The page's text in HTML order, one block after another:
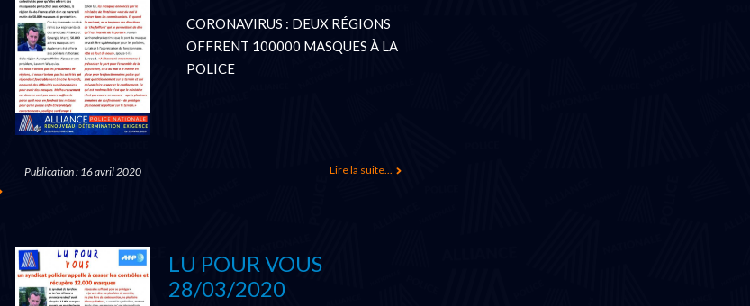
CORONAVIRUS : DEUX RÉGIONS
OFFRENT 100000 MASQUES À LA
POLICE
Publication : 16 avril 2020 Lire la suite...
LU POUR VOUS
28/03/2020